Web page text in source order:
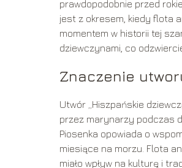
prawdopodobnie przed
jest z okresem, kiedy flota
momentem w historii tej
dziewczynami, co
Znaczenie
Utwór „Hiszpańskie
przez marynarzy podczas
Piosenka opowiada o
miesiące na morzu. Flota
miało wpływ na kulturę i